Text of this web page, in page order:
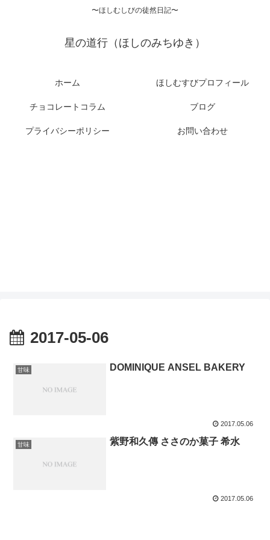
〜ほしむしびの徒然日記〜
星の道行（ほしのみちゆき）
ホーム ほしむすびプロフィール
チョコレートコラム ブログ
プライバシーポリシー お問い合わせ
2017-05-06
甘味 DOMINIQUE ANSEL BAKERY
2017.05.06
甘味 紫野和久傳 ささのか菓子 希水
2017.05.06